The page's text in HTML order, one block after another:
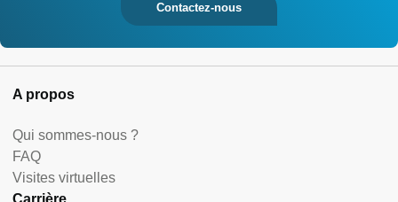
Contactez-nous
A propos
Qui sommes-nous ?
FAQ
Visites virtuelles
Carrière